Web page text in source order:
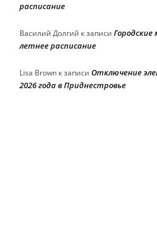
расписание
Василий Долгий к записи
летнее расписание
Lisa Brown к записи Отключение
2026 года в Приднестровье